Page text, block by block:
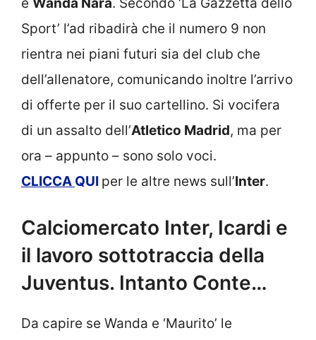
Sport’ l’ad ribadirà che il numero 9 non
rientra nei piani futuri sia del club che
dell’allenatore, comunicando inoltre l’arrivo
di offerte per il suo cartellino. Si vocifera
di un assalto dell’Atletico Madrid, ma per
ora – appunto – sono solo voci.
CLICCA QUI per le altre news sull’Inter.
Calciomercato Inter, Icardi e
il lavoro sottotraccia della
Juventus. Intanto Conte…
Da capire se Wanda e ‘Maurito’ le